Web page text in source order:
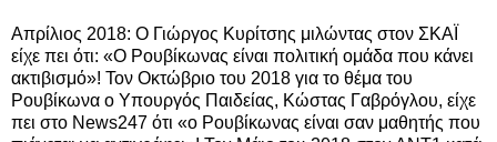
Απρίλιος 2018: Ο Γιώργος Κυρίτσης μιλώντας στον ΣΚΑΪ
είχε πει ότι: «Ο Ρουβίκωνας είναι πολιτική ομάδα που κάνει
ακτιβισμό»! Τον Οκτώβριο του 2018 για το θέμα του
Ρουβίκωνα ο Υπουργός Παιδείας, Κώστας Γαβρόγλου, είχε
πει στο News247 ότι «ο Ρουβίκωνας είναι σαν μαθητής που